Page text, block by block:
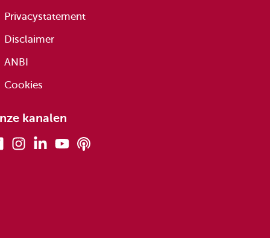
Privacystatement
Disclaimer
ANBI
Cookies
kanalen
FacebookInstagramLinkedinYoutube